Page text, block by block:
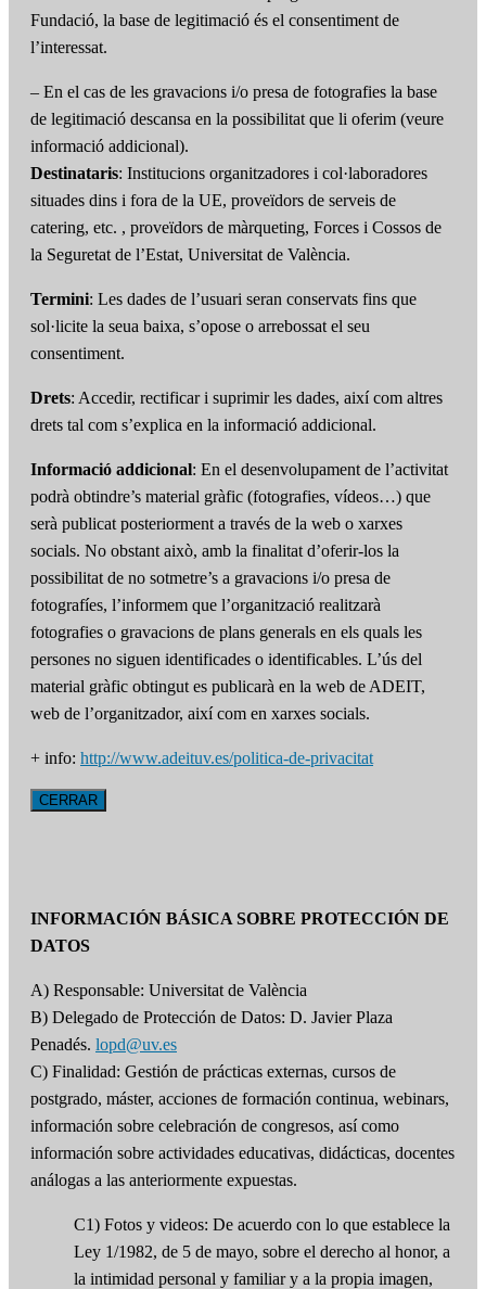
Fundació, la base de legitimació és el consentiment de
l’interessat.
– En el cas de les gravacions i/o presa de fotografies la base
de legitimació descansa en la possibilitat que li oferim (veure
informació addicional).
Destinataris: Institucions organitzadores i col·laboradores
situades dins i fora de la UE, proveïdors de serveis de
catering, etc. , proveïdors de màrqueting, Forces i Cossos de
la Seguretat de l’Estat, Universitat de València.
Termini: Les dades de l’usuari seran conservats fins que
sol·licite la seua baixa, s’opose o arrebossat el seu
consentiment.
Drets: Accedir, rectificar i suprimir les dades, així com altres
drets tal com s’explica en la informació addicional.
Informació addicional: En el desenvolupament de l’activitat
podrà obtindre’s material gràfic (fotografies, vídeos…) que
serà publicat posteriorment a través de la web o xarxes
socials. No obstant això, amb la finalitat d’oferir-los la
possibilitat de no sotmetre’s a gravacions i/o presa de
fotografíes, l’informem que l’organització realitzarà
fotografies o gravacions de plans generals en els quals les
persones no siguen identificades o identificables. L’ús del
material gràfic obtingut es publicarà en la web de ADEIT,
web de l’organitzador, així com en xarxes socials.
+ info: http://www.adeituv.es/politica-de-privacitat
CERRAR
INFORMACIÓN BÁSICA SOBRE PROTECCIÓN DE
DATOS
A) Responsable: Universitat de València
B) Delegado de Protección de Datos: D. Javier Plaza
Penadés. lopd@uv.es
C) Finalidad: Gestión de prácticas externas, cursos de
postgrado, máster, acciones de formación continua, webinars,
información sobre celebración de congresos, así como
información sobre actividades educativas, didácticas, docentes
análogas a las anteriormente expuestas.
C1) Fotos y videos: De acuerdo con lo que establece la
Ley 1/1982, de 5 de mayo, sobre el derecho al honor, a
la intimidad personal y familiar y a la propia imagen,